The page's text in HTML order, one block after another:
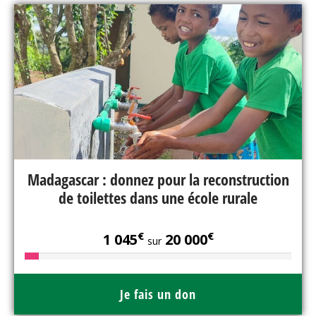
Madagascar : donnez pour la reconstruction
de toilettes dans une école rurale
1 045€ sur20 000€
Je fais un don